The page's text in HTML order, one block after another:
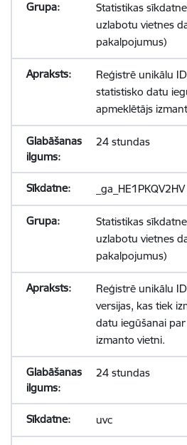
Statistikas
uzlabotu vietnes
pakalpojumus)
Reģistrē unikālu
statistisko datu
apmeklētājs
24 stundas
_ga_HE1PKQV2HV
Statistikas
uzlabotu vietnes
pakalpojumus)
Reģistrē unikālu
versijas, kas tiek
datu iegūšanai
izmanto vietni.
24 stundas
uvc